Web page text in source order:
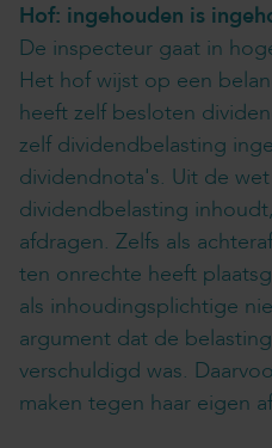
Hof: ingehouden is
De inspecteur gaat in
Het hof wijst op een
heeft zelf besloten
zelf dividendbelasting
dividendnota's. Uit de
dividendbelasting
afdragen. Zelfs als
ten onrechte heeft
als inhoudingsplichtige
argument dat de
verschuldigd was.
maken tegen haar eigen